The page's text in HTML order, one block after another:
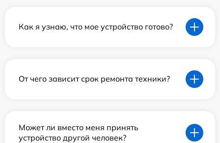
Как я узнаю, что мое устройство готово?
От чего зависит срок ремонта техники?
Может ли вместо меня принять
устройство другой человек?